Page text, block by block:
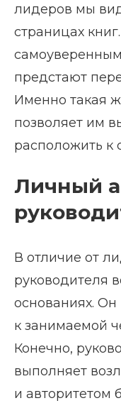
лидеров мы
страницах
предстают
Именно такая
позволяет им
расположить к
Личный
В отличие от
руководителя
основаниях. Он
к занимаемой
Конечно,
выполняет
и авторитетом